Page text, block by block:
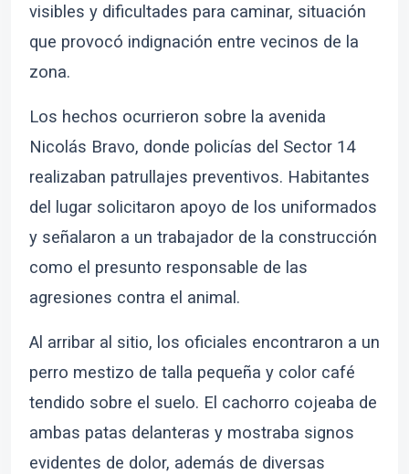
visibles y dificultades para caminar, situación
que provocó indignación entre vecinos de la
zona.
Los hechos ocurrieron sobre la avenida
Nicolás Bravo, donde policías del Sector 14
realizaban patrullajes preventivos. Habitantes
del lugar solicitaron apoyo de los uniformados
y señalaron a un trabajador de la construcción
como el presunto responsable de las
agresiones contra el animal.
Al arribar al sitio, los oficiales encontraron a un
perro mestizo de talla pequeña y color café
tendido sobre el suelo. El cachorro cojeaba de
ambas patas delanteras y mostraba signos
evidentes de dolor, además de diversas